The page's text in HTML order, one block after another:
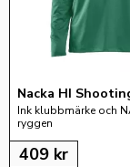
Nacka HI
Ink klubbmärke och
ryggen
409 kr